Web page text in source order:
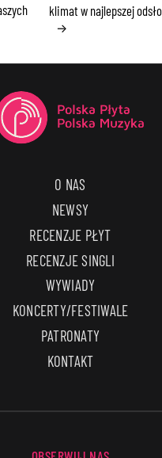
klimat w najlepszej
→
O NAS
NEWSY
RECENZJE PŁYT
RECENZJE SINGLI
WYWIADY
KONCERTY/FESTIWALE
PATRONATY
KONTAKT